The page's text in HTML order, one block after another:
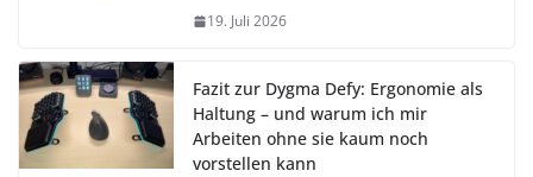
19. Juli 2026
Fazit zur Dygma Defy: Ergonomie als
Haltung – und warum ich mir
Arbeiten ohne sie kaum noch
vorstellen kann